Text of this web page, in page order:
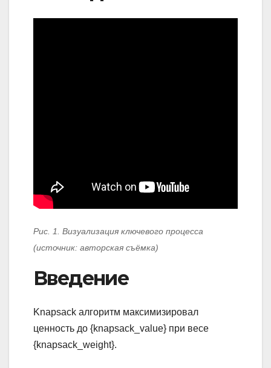
Рис. 1. Визуализация ключевого процесса
(источник: авторская съёмка)
Введение
Knapsack алгоритм максимизировал
ценность до {knapsack_value} при весе
{knapsack_weight}.